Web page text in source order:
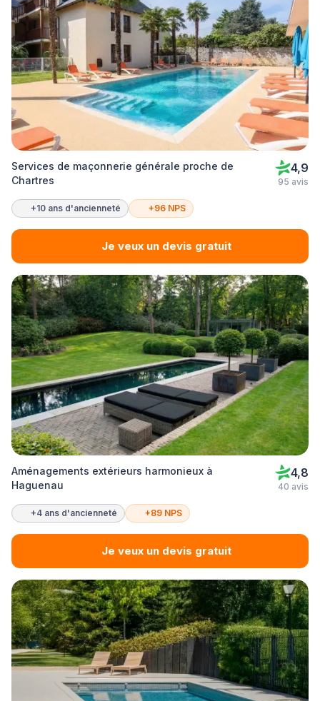
Services de maçonnerie générale proche de
Chartres
4,9
95 avis
+10 ans d'ancienneté +96 NPS
Je veux un devis gratuit
Aménagements extérieurs harmonieux à
Haguenau
4,8
40 avis
+4 ans d'ancienneté +89 NPS
Je veux un devis gratuit